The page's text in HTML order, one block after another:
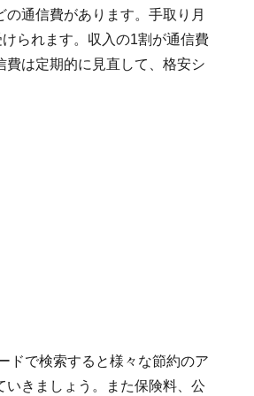
通信費があります。手取り月
られます。収入の1割が通信費
は定期的に見直して、格安シ
ドで検索すると様々な節約のア
きましょう。また保険料、公